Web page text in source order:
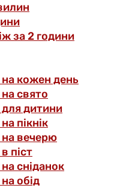
за 2 години
кожен день
свято
дитини
пікнік
вечерю
піст
сніданок
обід